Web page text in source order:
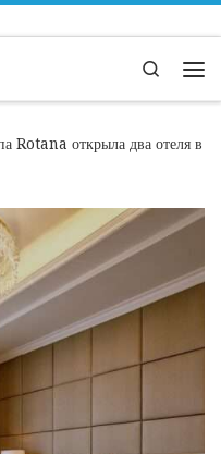
Search
Rotana открыла два отеля в